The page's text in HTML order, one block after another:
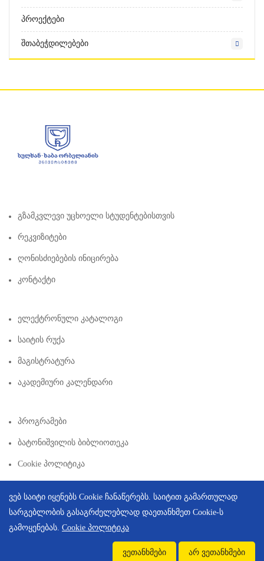
Პროექტები
Შთაბეჭდილებები
Გზამკვლევი Უცხოელი Სტუდენტებისთვის
Რეკვიზიტები
Ღონისძიებების Ინიცირება
Კონტაქტი
Ელექტრონული Კატალოგი
Საიტის Რუქა
Მაგისტრატურა
Აკადემიური Კალენდარი
Პროგრამები
Ბატონიშვილის Ბიბლიოთეკა
Cookie Პოლიტიკა
Copyright © 2026 | Created By
ვებ საიტი იყენებს Cookie ჩანაწერებს. საიტით გამართულად
სარგებლობის გასაგრძელებლად დაეთანხმეთ Cookie-ს
გამოყენებას. Cookie პოლიტიკა
ვეთანხმები არ ვეთანხმები